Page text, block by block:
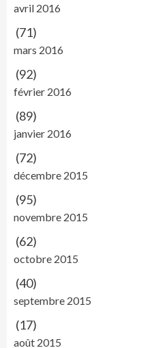
avril 2016
(71)
mars 2016
(92)
février 2016
(89)
janvier 2016
(72)
décembre 2015
(95)
novembre 2015
(62)
octobre 2015
(40)
septembre 2015
(17)
août 2015